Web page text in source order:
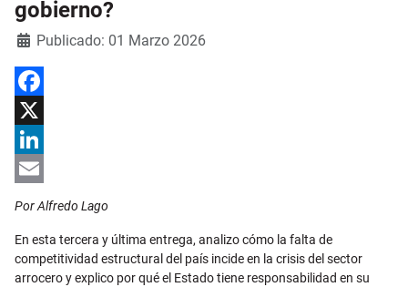
gobierno?
DetallesPublicado: 01 Marzo 2026
Facebook
X
LinkedIn
Email
Por Alfredo Lago
En esta tercera y última entrega, analizo cómo la falta de
competitividad estructural del país incide en la crisis del sector
arrocero y explico por qué el Estado tiene responsabilidad en su